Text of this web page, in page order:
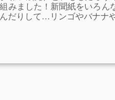
みました！新聞紙をいろん
だりして…リンゴやバナナ